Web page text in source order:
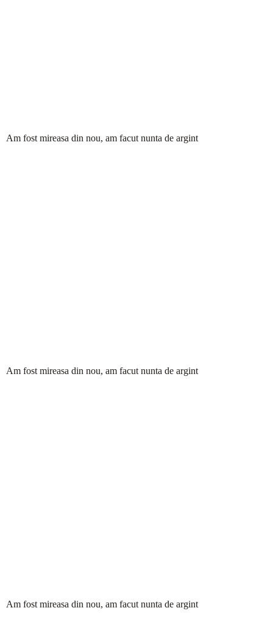
Am fost mireasa din nou, am facut nunta de argint
Am fost mireasa din nou, am facut nunta de argint
Am fost mireasa din nou, am facut nunta de argint